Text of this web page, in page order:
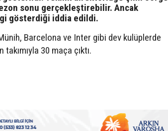
sonu gerçekleştirebilir. Ancak
gösterdiği iddia edildi.
Barcelona ve Inter gibi dev kulüplerde
30 maça çıktı.